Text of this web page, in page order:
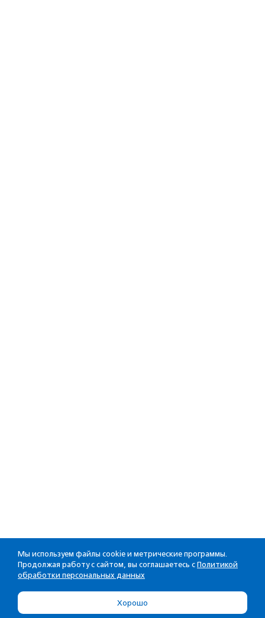
Мы используем файлы cookie и метрические программы.
Продолжая работу с сайтом, вы соглашаетесь с Политикой
обработки персональных данных
Хорошо